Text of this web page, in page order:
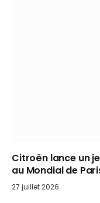
Citroën lance un
au Mondial de
27 juillet 2026